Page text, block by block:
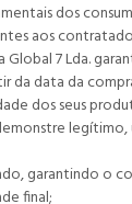
dos
aos
7 Lda.
da data da
dos seus
legítimo,
garantindo o
final;